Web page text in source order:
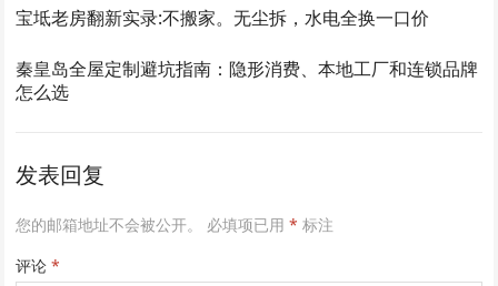
宝坻老房翻新实录:不搬家。无尘拆，水电全换一口价
秦皇岛全屋定制避坑指南：隐形消费、本地工厂和连锁品牌
怎么选
发表回复
您的邮箱地址不会被公开。 必填项已用* 标注
评论*